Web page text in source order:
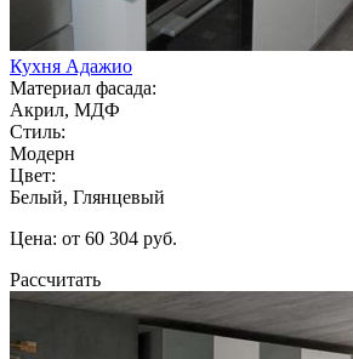
Кухня Адажио
Материал фасада:
Акрил, МДФ
Стиль:
Модерн
Цвет:
Белый, Глянцевый
Цена: от 60 304 руб.
Рассчитать